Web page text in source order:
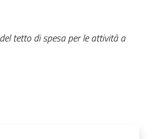
tetto di spesa per le attività a